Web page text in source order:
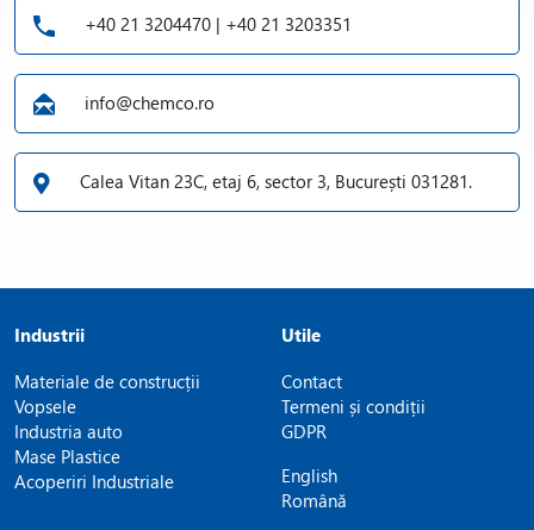
+40 21 3204470 | +40 21 3203351
info@chemco.ro
Calea Vitan 23C, etaj 6, sector 3, București 031281.
Industrii
Materiale de construcții
Vopsele
Industria auto
Mase Plastice
Acoperiri Industriale
Utile
Contact
Termeni și condiții
GDPR
English
Română